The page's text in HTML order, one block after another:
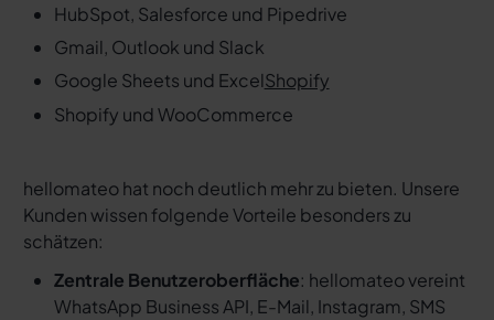
HubSpot, Salesforce und Pipedrive
Gmail, Outlook und Slack
Google Sheets und ExcelShopify
Shopify und WooCommerce
hellomateo hat noch deutlich mehr zu bieten. Unsere
Kunden wissen folgende Vorteile besonders zu
schätzen:
Zentrale Benutzeroberfläche: hellomateo vereint
WhatsApp Business API, E-Mail, Instagram, SMS